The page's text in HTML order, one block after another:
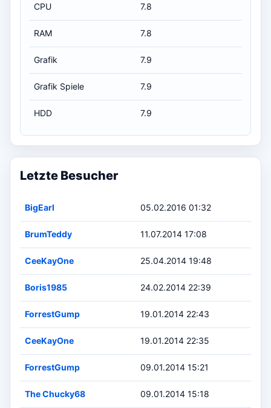
CPU 7.8
RAM 7.8
Grafik 7.9
Grafik Spiele 7.9
HDD 7.9
Letzte Besucher
BigEarl 05.02.2016 01:32
BrumTeddy 11.07.2014 17:08
CeeKayOne 25.04.2014 19:48
Boris1985 24.02.2014 22:39
ForrestGump 19.01.2014 22:43
CeeKayOne 19.01.2014 22:35
ForrestGump 09.01.2014 15:21
The Chucky68 09.01.2014 15:18